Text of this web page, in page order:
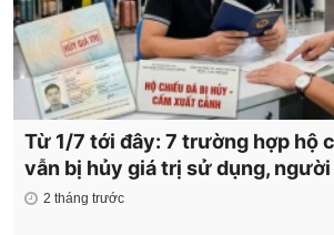
Từ 1/7 tới đây: 7 trường hợp hộ
vẫn bị hủy giá trị sử dụng,
2 tháng trước